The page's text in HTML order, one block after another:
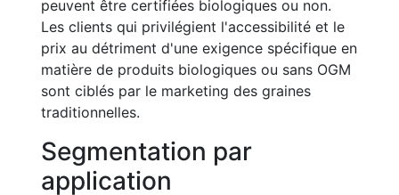
peuvent être certifiées biologiques ou non.
Les clients qui privilégient l'accessibilité et le
prix au détriment d'une exigence spécifique en
matière de produits biologiques ou sans OGM
sont ciblés par le marketing des graines
traditionnelles.
Segmentation par
application